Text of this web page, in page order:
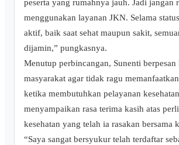
peserta yang rumahnya jauh. Jadi jangan
menggunakan layanan JKN. Selama
aktif, baik saat sehat maupun sakit,
dijamin,” pungkasnya.
Menutup perbincangan, Sunenti berpesan
masyarakat agar tidak ragu
ketika membutuhkan pelayanan
menyampaikan rasa terima kasih atas
kesehatan yang telah ia rasakan bersama
“Saya sangat bersyukur telah terdaftar